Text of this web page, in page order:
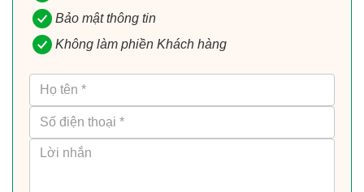
Bảo mật thông tin
Không làm phiền Khách hàng